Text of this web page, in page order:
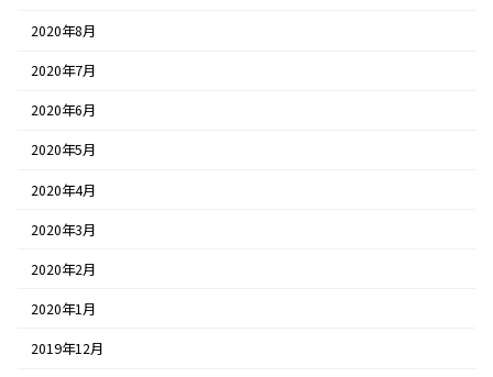
2020年8月
2020年7月
2020年6月
2020年5月
2020年4月
2020年3月
2020年2月
2020年1月
2019年12月